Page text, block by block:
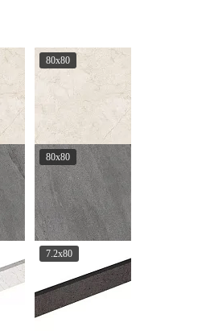
80x80
80x80
7.2x80